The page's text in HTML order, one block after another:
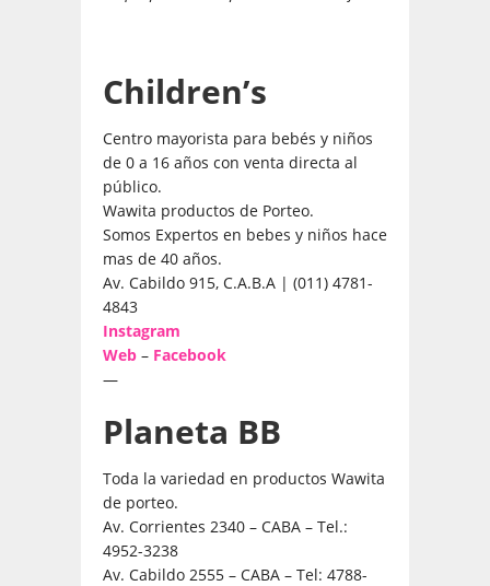
Children’s
Centro mayorista para bebés y niños
de 0 a 16 años con venta directa al
público.
Wawita productos de Porteo.
Somos Expertos en bebes y niños hace
mas de 40 años.
Av. Cabildo 915, C.A.B.A | (011) 4781-
4843
Instagram
Web – Facebook
—
Planeta BB
Toda la variedad en productos Wawita
de porteo.
Av. Corrientes 2340 – CABA – Tel.:
4952-3238
Av. Cabildo 2555 – CABA – Tel: 4788-